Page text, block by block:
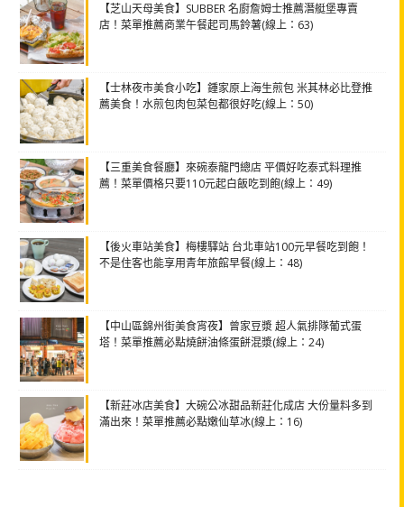
【芝山天母美食】SUBBER 名廚詹姆士推薦潛艇堡專賣
店！菜單推薦商業午餐起司馬鈴薯(線上：63)
【士林夜市美食小吃】鍾家原上海生煎包 米其林必比登推
薦美食！水煎包肉包菜包都很好吃(線上：50)
【三重美食餐廳】來碗泰龍門總店 平價好吃泰式料理推
薦！菜單價格只要110元起白飯吃到飽(線上：49)
【後火車站美食】梅樓驛站 台北車站100元早餐吃到飽！
不是住客也能享用青年旅館早餐(線上：48)
【中山區錦州街美食宵夜】曾家豆漿 超人氣排隊葡式蛋
塔！菜單推薦必點燒餅油條蛋餅混漿(線上：24)
【新莊冰店美食】大碗公冰甜品新莊化成店 大份量料多到
滿出來！菜單推薦必點嫩仙草冰(線上：16)